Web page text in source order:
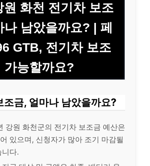
원 화천 전기차 보조
나 남았을까요? | 페
GTB, 전기차 보조
가능할까요?
조금, 얼마나 남았을까요?
강원 화천군의 전기차 보조금 예산은
있으며, 신청자가 많아 조기 마감될
니다.